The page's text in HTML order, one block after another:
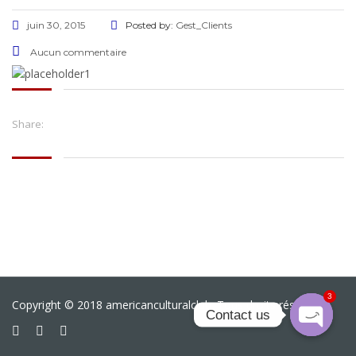
juin 30, 2015 Posted by: Gest_Clients
Aucun commentaire
Share:
Copyright © 2018 americanculturalclub. Tous droits réservés
Contact us
3